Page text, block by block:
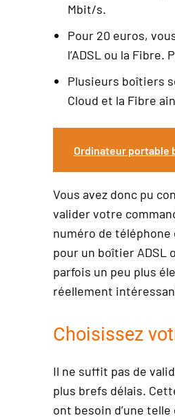
Mbit/s.
Pour 20 euros,
l’ADSL ou la Fibre.
Plusieurs boîtiers
Cloud et la Fibre
Ordinateur portable
Vous avez donc pu
valider votre
numéro de
pour un boîtier ADSL
parfois un peu plus
réellement
Choisissez
Il ne suffit pas de
plus brefs délais.
ont besoin d’une